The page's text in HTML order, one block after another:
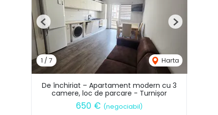
1 /7 Harta
Previous Next
De închiriat – Apartament modern cu 3
camere, loc de parcare - Turnișor
650 € (negociabil)